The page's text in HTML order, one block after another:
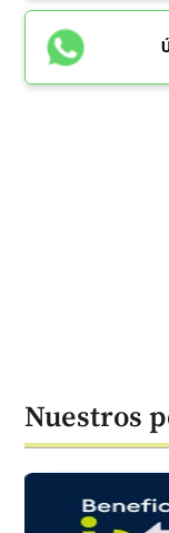
Nuestros